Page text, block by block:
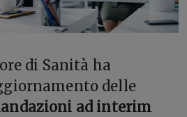
di Sanità ha
delle
ad interim